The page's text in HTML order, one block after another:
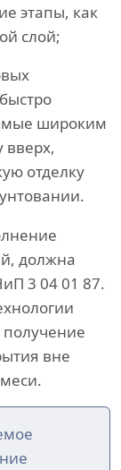
этапы, как
слой;
широким
вверх,
отделку
должна
3 04 01 87.
получение
вне